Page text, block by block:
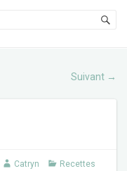
Suivant →
Catryn
Recettes